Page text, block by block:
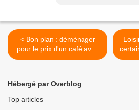
< Bon plan : déménager
pour le prix d'un café avec
LuckyLoc
Hébergé par Overblog
Top articles